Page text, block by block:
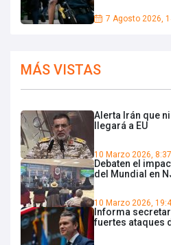
7 Agosto 2026,
MÁS VISTAS
Alerta Irán que
llegará a EU
10 Marzo 2026, 8:37
Debaten el
del Mundial en
10 Marzo 2026,
Informa
fuertes ataques